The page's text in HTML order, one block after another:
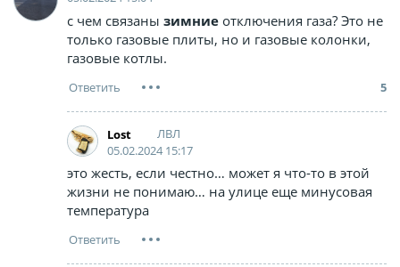
с чем связаны зимние отключения газа? Это не
только газовые плиты, но и газовые колонки,
газовые котлы.
5
Lost
ЛВЛ
05.02.2024 15:17
это жесть, если честно… может я что-то в этой
жизни не понимаю… на улице еще минусовая
температура